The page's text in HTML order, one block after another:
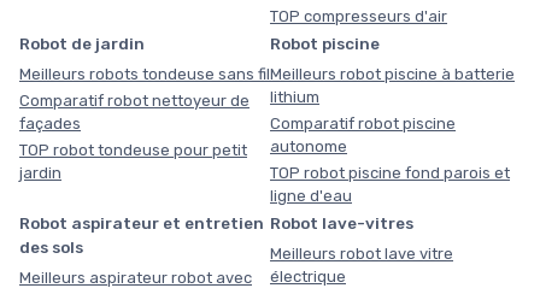
TOP compresseurs d'air
Robot de jardin
Meilleurs robots tondeuse sans fil
Comparatif robot nettoyeur de
façades
TOP robot tondeuse pour petit
jardin
Robot piscine
Meilleurs robot piscine à batterie
lithium
Comparatif robot piscine
autonome
TOP robot piscine fond parois et
ligne d'eau
Robot aspirateur et entretien
des sols
Meilleurs aspirateur robot avec
Robot lave-vitres
Meilleurs robot lave vitre
électrique